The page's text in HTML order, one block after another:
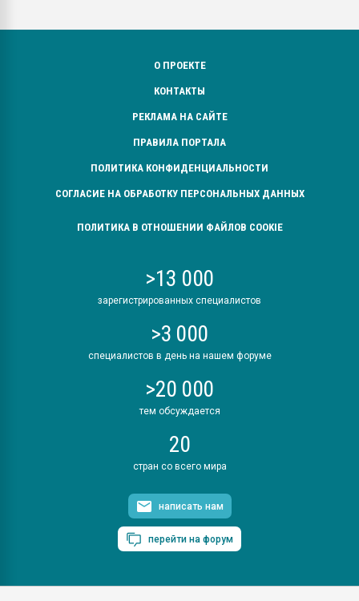
О ПРОЕКТЕ
КОНТАКТЫ
РЕКЛАМА НА САЙТЕ
ПРАВИЛА ПОРТАЛА
ПОЛИТИКА КОНФИДЕНЦИАЛЬНОСТИ
СОГЛАСИЕ НА ОБРАБОТКУ ПЕРСОНАЛЬНЫХ ДАННЫХ
ПОЛИТИКА В ОТНОШЕНИИ ФАЙЛОВ COOKIE
>13 000
зарегистрированных специалистов
>3 000
специалистов в день на нашем форуме
>20 000
тем обсуждается
20
стран со всего мира
написать нам
перейти на форум